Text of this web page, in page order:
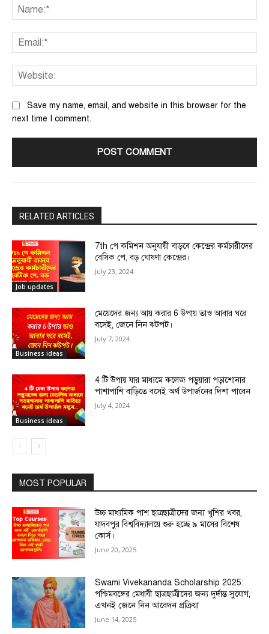
Save my name, email, and website in this browser for the
next time I comment.
RELATED ARTICLES
Job updates
7th পে কমিশন অনুযায়ী বাড়বে কেন্দ্রের কর্মচারীদের
বেসিক পে, বড় ঘোষণা কেন্দ্রের।
July 23, 2024
Business ideas
মেয়েদের জন্য আয় করার 6 উপায় তাও আবার ঘরে
বসেই, জেনে নিন ঝটপট।
July 7, 2024
Business ideas
4 টি উপায় যার মাধ্যমে কলেজ পড়ুয়ারা পড়াশোনার
পাশাপাশি বাড়িতে বসেই অর্থ উপার্জনের দিশা পাবেন
July 4, 2024
MOST POPULAR
উচ্চ মাধ্যমিক পাশ ছাত্রছাত্রীদের জন্য খুশির খবর,
যাদবপুর বিশ্ববিদ্যালয়ে শুরু হচ্ছে ৯ মাসের বিশেষ
কোর্স।
June 20, 2025
Swami Vivekananda Scholarship 2025:
পশ্চিমবঙ্গের মেধাবী ছাত্রছাত্রীদের জন্য দুর্দান্ত সুযোগ,
এখনই জেনে নিন আবেদন প্রক্রিয়া
June 14, 2025